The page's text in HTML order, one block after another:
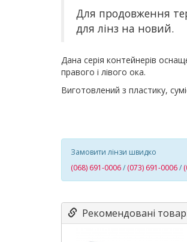
Для продовження
для лінз на новий.
Дана серія контейнерів
правого і лівого ока.
Виготовлений з пластику,
Замовити лінзи швидко
(068) 691-0006/ (073) 691-0006/
Рекомендовані